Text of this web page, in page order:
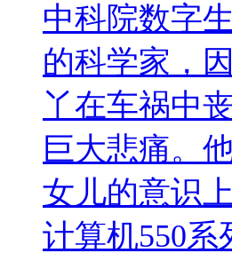
中科院数字
的科学家，
丫在车祸中
巨大悲痛。
女儿的意识
计算机550系